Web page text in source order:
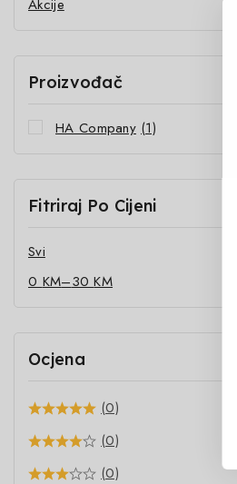
Akcije
Proizvođač
HA Company (1)
Fitriraj Po Cijeni
Svi
0 KM–30KM
Ocjena
(0)
(0)
(0)